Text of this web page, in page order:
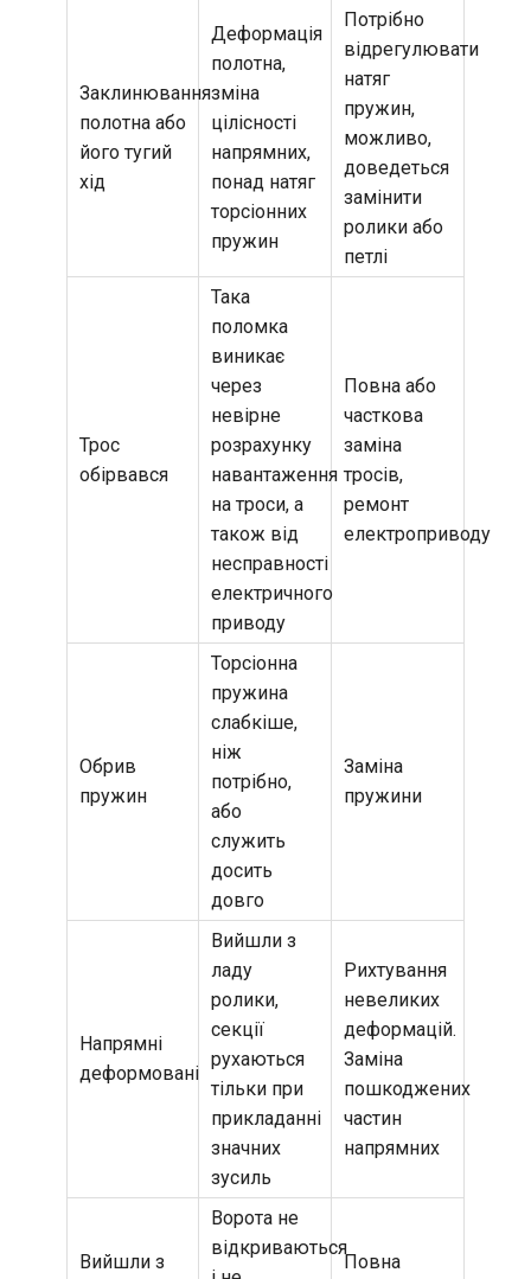
Заклинювання
полотна або
його тугий
хід
Деформація
полотна,
зміна
цілісності
напрямних,
понад натяг
торсіонних
пружин
Потрібно
відрегулювати
натяг
пружин,
можливо,
доведеться
замінити
ролики або
петлі
Трос
обірвався
Така
поломка
виникає
через
невірне
розрахунку
навантаження
на троси, а
також від
несправності
електричного
приводу
Повна або
часткова
заміна
тросів,
ремонт
електроприводу
Обрив
пружин
Торсіонна
пружина
слабкіше,
ніж
потрібно,
або
служить
досить
довго
Заміна
пружини
Напрямні
деформовані
Вийшли з
ладу
ролики,
секції
рухаються
тільки при
прикладанні
значних
зусиль
Рихтування
невеликих
деформацій.
Заміна
пошкоджених
частин
напрямних
Вийшли з
Ворота не
відкриваються
Повна